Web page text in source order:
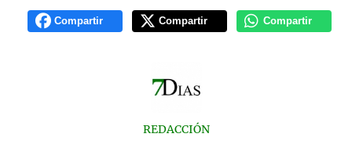
Compartir Compartir Compartir
REDACCIÓN